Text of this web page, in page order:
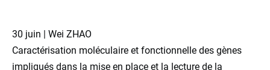
30 juin | Wei ZHAO
Caractérisation moléculaire et fonctionnelle des gènes
impliqués dans la mise en place et la lecture de la